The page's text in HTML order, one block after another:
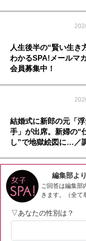
人生後半の“賢い生き
わかるSPA!メールマ
会員募集中！
結婚式に新郎の元「
手」が出席。新婦の“
し”で地獄絵図に…／